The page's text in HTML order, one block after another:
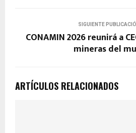
SIGUIENTE
CONAMIN 2026 reunirá a
mineras del
ARTÍCULOS RELACIONADOS